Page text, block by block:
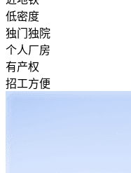
低密度
独门独院
个人厂房
有产权
招工方便